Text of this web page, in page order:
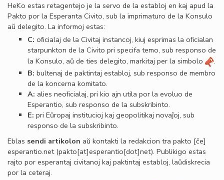
HeKo estas retagentejo je la servo de la establoj en kaj apud la
Pakto por la Esperanta Civito, sub la imprimaturo de la Konsulo
aŭ delegito. La informoj estas:
C: oﬁcialaj de la Civitaj instancoj, kiuj esprimas la oﬁcialan
starpunkton de la Civito pri specifa temo, sub responso de
la Konsulo, aŭ de ties delegito, markitaj per la simbolo
.
B: bultenaj de paktintaj establoj, sub responso de membro
de la koncerna komitato.
A: alies neoﬁcialaj, pri kio ajn utila por la evoluo de
Esperantio, sub responso de la subskribinto.
E: pri Eŭropaj institucioj kaj geopolitikaj novaĵoj, sub
responso de la subskribinto.
Eblas sendi artikolon aŭ kontakti la redakcion tra pakto [ĉe]
esperantio.net(pakto[at]esperantio[dot]net). Publikigo estas
rajto por esperantaj civitanoj kaj paktintaj establoj, laŭdiskrecia
por la ceteraj.